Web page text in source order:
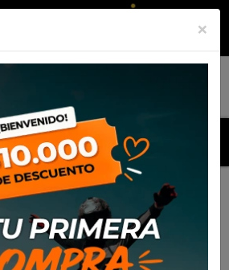
Llavero Alpinestars Vital
×